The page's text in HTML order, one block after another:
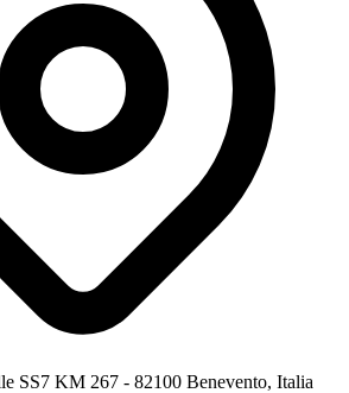
SS7 KM 267 - 82100 Benevento, Italia